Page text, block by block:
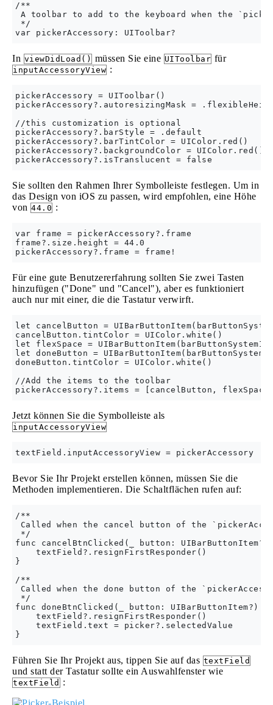
/**
A toolbar to add to the keyboard when the
*/
In viewDidLoad() müssen Sie eine UIToolbar für
inputAccessoryView :
pickerAccessory = UIToolbar()
pickerAccessory?.autoresizingMask =
//this customization is optional
pickerAccessory?.barStyle = .default
pickerAccessory?.barTintColor = UIColor.red()
pickerAccessory?.backgroundColor = UIColor.red()
Sie sollten den Rahmen Ihrer Symbolleiste festlegen. Um in
das Design von iOS zu passen, wird empfohlen, eine Höhe
von 44.0 :
var frame = pickerAccessory?.frame
frame?.size.height = 44.0
Für eine gute Benutzererfahrung sollten Sie zwei Tasten
hinzufügen ("Done" und "Cancel"), aber es funktioniert
auch nur mit einer, die die Tastatur verwirft.
let cancelButton =
cancelButton.tintColor = UIColor.white()
let flexSpace =
let doneButton =
doneButton.tintColor = UIColor.white()
//Add the items to the toolbar
Jetzt können Sie die Symbolleiste als
inputAccessoryView
Bevor Sie Ihr Projekt erstellen können, müssen Sie die
Methoden implementieren. Die Schaltflächen rufen auf:
/**
Called when the cancel button of the
*/
func cancelBtnClicked(_ button:
    textField?.resignFirstResponder()
}
/**
Called when the done button of the
*/
func doneBtnClicked(_ button: UIBarButtonItem?) {
    textField?.resignFirstResponder()
    textField.text = picker?.selectedValue
Führen Sie Ihr Projekt aus, tippen Sie auf das textField
und statt der Tastatur sollte ein Auswahlfenster wie
textField :